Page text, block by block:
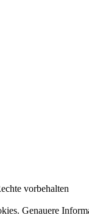
vorbehalten
Genauere